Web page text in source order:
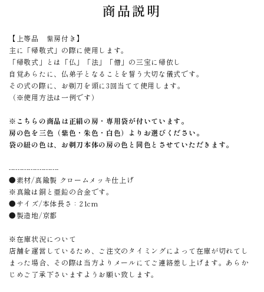
商品説明
【上等品 紫房付き】
主に「帰敬式」の際に使用します。
「帰敬式」とは「仏」「法」「僧」の三宝に帰依し
自覚あらたに、仏弟子となることを誓う大切な儀式です。
その式の際に、お剃刀を頭に3回当てて使用します。
（※使用方法は一例です）
※こちらの商品は正絹の房・専用袋が付いています。
房の色を三色（紫色・朱色・白色）よりお選びください。
袋の紐の色は、お剃刀本体の房の色と同色とさせていただきます。
-----------------------
●素材/真鍮製 クロームメッキ仕上げ
※真鍮は銅と亜鉛の合金です。
●サイズ/本体長さ：21cm
●製造地/京都
※在庫状況について
店舗を運営しているため、ご注文のタイミングによって在庫が切れてし
まった場合、その際は当方よりメールにてご連絡差し上げます。あらか
じめご了承下さいますようお願い致します。